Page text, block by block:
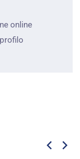
online